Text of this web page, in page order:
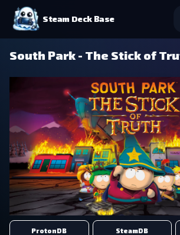
Steam Deck Base
South Park - The Stick of
ProtonDB SteamDB